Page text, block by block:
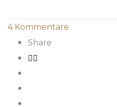
4Kommentare
Share